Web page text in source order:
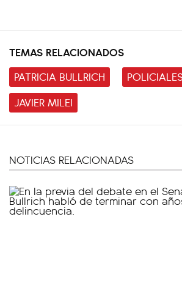
TEMAS RELACIONADOS
PATRICIA BULLRICH
JAVIER MILEI
NOTICIAS RELACIONADAS